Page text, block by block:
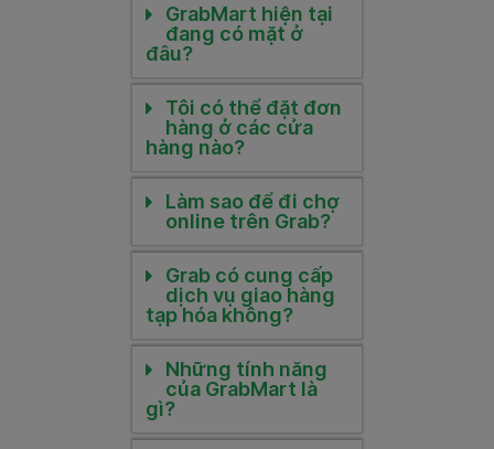
GrabMart hiện tại
đang có mặt ở
đâu?
Tôi có thể đặt đơn
hàng ở các cửa
hàng nào?
Làm sao để đi chợ
online trên Grab?
Grab có cung cấp
dịch vụ giao hàng
tạp hóa không?
Những tính năng
của GrabMart là
gì?